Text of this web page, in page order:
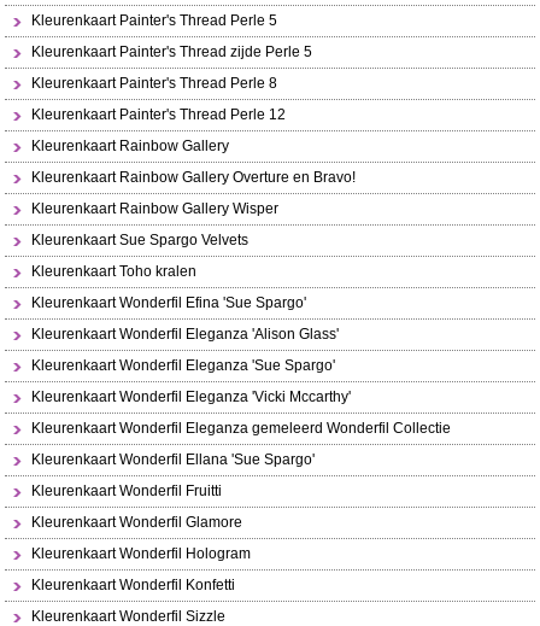
Kleurenkaart Painter's Thread Perle 5
Kleurenkaart Painter's Thread zijde Perle 5
Kleurenkaart Painter's Thread Perle 8
Kleurenkaart Painter's Thread Perle 12
Kleurenkaart Rainbow Gallery
Kleurenkaart Rainbow Gallery Overture en Bravo!
Kleurenkaart Rainbow Gallery Wisper
Kleurenkaart Sue Spargo Velvets
Kleurenkaart Toho kralen
Kleurenkaart Wonderfil Efina 'Sue Spargo'
Kleurenkaart Wonderfil Eleganza 'Alison Glass'
Kleurenkaart Wonderfil Eleganza 'Sue Spargo'
Kleurenkaart Wonderfil Eleganza 'Vicki Mccarthy'
Kleurenkaart Wonderfil Eleganza gemeleerd Wonderfil Collectie
Kleurenkaart Wonderfil Ellana 'Sue Spargo'
Kleurenkaart Wonderfil Fruitti
Kleurenkaart Wonderfil Glamore
Kleurenkaart Wonderfil Hologram
Kleurenkaart Wonderfil Konfetti
Kleurenkaart Wonderfil Sizzle